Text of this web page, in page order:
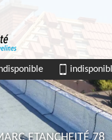
ETANCHEITÉ 78